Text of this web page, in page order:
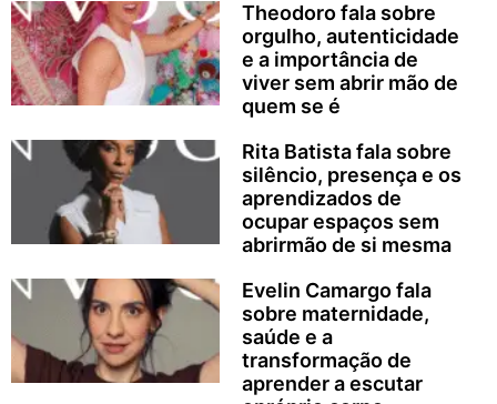
Theodoro fala sobre
orgulho, autenticidade
e a importância de
viver sem abrir mão de
quem se é
Rita Batista fala sobre
silêncio, presença e os
aprendizados de
ocupar espaços sem
abrirmão de si mesma
Evelin Camargo fala
sobre maternidade,
saúde e a
transformação de
aprender a escutar